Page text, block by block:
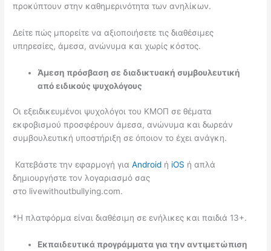
προκύπτουν στην καθημερινότητα των ανηλίκων.
Δείτε πώς μπορείτε να αξιοποιήσετε τις διαθέσιμες
υπηρεσίες, άμεσα, ανώνυμα και χωρίς κόστος.
Άμεση πρόσβαση σε διαδικτυακή συμβουλευτική
από ειδικούς ψυχολόγους
Οι εξειδικευμένοι ψυχολόγοι του ΚΜΟΠ σε θέματα
εκφοβισμού προσφέρουν άμεσα, ανώνυμα και δωρεάν
συμβουλευτική υποστήριξη σε όποιον το έχει ανάγκη.
Κατεβάστε την εφαρμογή γιαAndroid ή iOS ή απλά
δημιουργήστε τον λογαριασμό σας
στο livewithoutbullying.com.
*H πλατφόρμα είναι διαθέσιμη σε ενήλικες και παιδιά 13+.
Εκπαιδευτικά προγράμματα για την αντιμετώπιση